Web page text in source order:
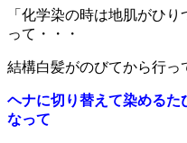
「化学染の時は地肌がひ
って・・・
結構白髪がのびてから行っ
ヘナに切り替えて染めるた
なって